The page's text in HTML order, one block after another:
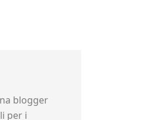
blogger
per i